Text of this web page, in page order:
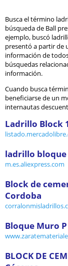
Busca el término
búsqueda de Ball
ejemplo, buscó
presentó a partir de
información de
búsquedas
información.
Cuando busca
beneficiarse de un
internautas
Ladrillo Block
ladrillo bloque
m.es.aliexpress.com
Block de
Cordoba
Bloque Muro
BLOCK DE